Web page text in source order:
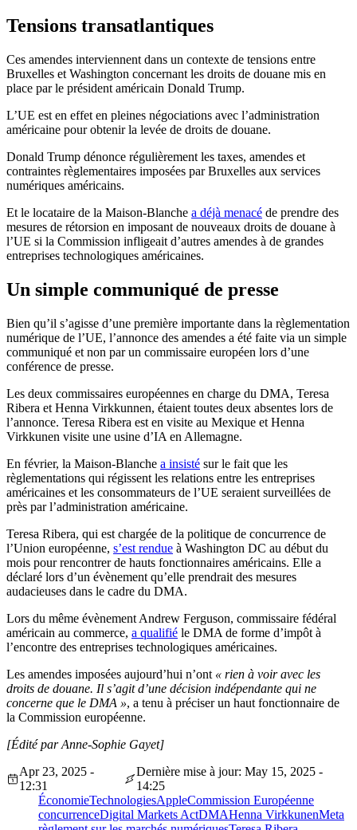
Tensions transatlantiques
Ces amendes interviennent dans un contexte de tensions entre
Bruxelles et Washington concernant les droits de douane mis en
place par le président américain Donald Trump.
L’UE est en effet en pleines négociations avec l’administration
américaine pour obtenir la levée de droits de douane.
Donald Trump dénonce régulièrement les taxes, amendes et
contraintes règlementaires imposées par Bruxelles aux services
numériques américains.
Et le locataire de la Maison-Blanche a déjà menacé de prendre des
mesures de rétorsion en imposant de nouveaux droits de douane à
l’UE si la Commission infligeait d’autres amendes à de grandes
entreprises technologiques américaines.
Un simple communiqué de presse
Bien qu’il s’agisse d’une première importante dans la règlementation
numérique de l’UE, l’annonce des amendes a été faite via un simple
communiqué et non par un commissaire européen lors d’une
conférence de presse.
Les deux commissaires européennes en charge du DMA, Teresa
Ribera et Henna Virkkunnen, étaient toutes deux absentes lors de
l’annonce. Teresa Ribera est en visite au Mexique et Henna
Virkkunen visite une usine d’IA en Allemagne.
En février, la Maison-Blanche a insisté sur le fait que les
règlementations qui régissent les relations entre les entreprises
américaines et les consommateurs de l’UE seraient surveillées de
près par l’administration américaine.
Teresa Ribera, qui est chargée de la politique de concurrence de
l’Union européenne, s’est rendue à Washington DC au début du
mois pour rencontrer de hauts fonctionnaires américains. Elle a
déclaré lors d’un évènement qu’elle prendrait des mesures
audacieuses dans le cadre du DMA.
Lors du même évènement Andrew Ferguson, commissaire fédéral
américain au commerce, a qualifié le DMA de forme d’impôt à
l’encontre des entreprises technologiques américaines.
Les amendes imposées aujourd’hui n’ont « rien à voir avec les
droits de douane. Il s’agit d’une décision indépendante qui ne
concerne que le DMA », a tenu à préciser un haut fonctionnaire de
la Commission européenne.
[Édité par Anne-Sophie Gayet]
Apr 23, 2025 -
12:31
Dernière mise à jour: May 15, 2025 -
14:25
ÉconomieTechnologiesAppleCommission Européenne
concurrenceDigital Markets ActDMAHenna VirkkunenMeta